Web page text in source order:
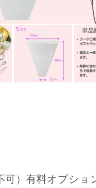
可）有料オプシ